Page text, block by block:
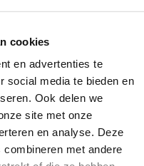
cookies
en advertenties te
social media te bieden en
Ook delen we
site met onze
en analyse. Deze
met andere
of die ze hebben
Mangohout